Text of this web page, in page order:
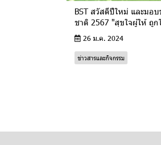
BST สวัสดีปีใหม่ และมอ
ชาติ 2567 "สุขใจผู้ให้ ถูก
26 ม.ค. 2024
ข่าวสารและกิจกรรม